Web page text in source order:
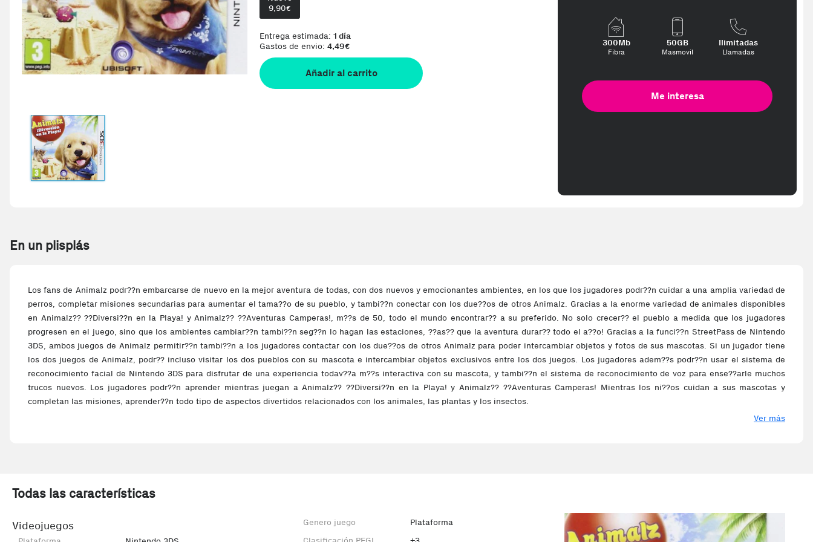
9,90€
Entrega estimada: 1 día
Gastos de envio: 4,49€
Añadir al carrito
300Mb
Fibra
50GB
Masmovil
Ilimitadas
Llamadas
Me interesa
En un plisplás
Los fans de Animalz podr??n embarcarse de nuevo en la mejor aventura de todas, con dos nuevos y emocionantes ambientes, en los que los jugadores podr??n cuidar a una amplia variedad de
perros, completar misiones secundarias para aumentar el tama??o de su pueblo, y tambi??n conectar con los due??os de otros Animalz. Gracias a la enorme variedad de animales disponibles
en Animalz?? ??Diversi??n en la Playa! y Animalz?? ??Aventuras Camperas!, m??s de 50, todo el mundo encontrar?? a su preferido. No solo crecer?? el pueblo a medida que los jugadores
progresen en el juego, sino que los ambientes cambiar??n tambi??n seg??n lo hagan las estaciones, ??as?? que la aventura durar?? todo el a??o! Gracias a la funci??n StreetPass de Nintendo
3DS, ambos juegos de Animalz permitir??n tambi??n a los jugadores contactar con los due??os de otros Animalz para poder intercambiar objetos y fotos de sus mascotas. Si un jugador tiene
los dos juegos de Animalz, podr?? incluso visitar los dos pueblos con su mascota e intercambiar objetos exclusivos entre los dos juegos. Los jugadores adem??s podr??n usar el sistema de
reconocimiento facial de Nintendo 3DS para disfrutar de una experiencia todav??a m??s interactiva con su mascota, y tambi??n el sistema de reconocimiento de voz para ense??arle muchos
trucos nuevos. Los jugadores podr??n aprender mientras juegan a Animalz?? ??Diversi??n en la Playa! y Animalz?? ??Aventuras Camperas! Mientras los ni??os cuidan a sus mascotas y
completan las misiones, aprender??n todo tipo de aspectos divertidos relacionados con los animales, las plantas y los insectos.
Ver más
Todas las características
Videojuegos Genero juego
Plataforma